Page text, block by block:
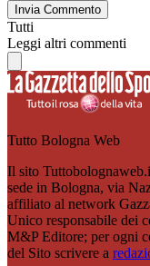
Invia Commento
Tutti
Leggi altri commenti
Tutto Bologna Web
Il sito
sede in Bologna, via
affiliato al network
Unico responsabile dei
M&P Editore; per ogni
del Sito scrivere a